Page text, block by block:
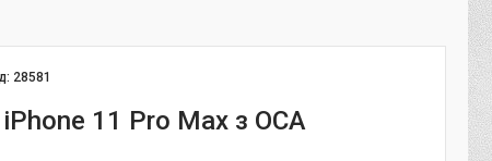
28581
11 Pro Max з OCA